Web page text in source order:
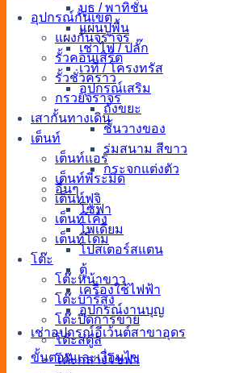
บูธ / พาทิชั่น
แผ่นปูพื้น
เช่าไฟ / ปลั๊ก
เวที / โครงทรัส
อุปกรณ์เสริม
ถังขยะ
ชั้นวางของ
ร่มสนาม สีขาว
กระจกแต่งตัว
อื่นๆ
โซฟา
โพเดียม
โปสเตอร์สแตน
ตู้
เครื่องใช้ไฟฟ้า
อุปกรณ์งานบุญ
เช่าอุปกรณ์อีเว้นต์สาขาอุดร
ขั้นตอนและเงื่อนไข
อุปกรณ์กั้นเขต
แผงกั้นจราจร
รั้วคอนเสิร์ต
รั้วชั่วคราว
กรวยจราจร
เสากั้นทางเดิน
เต็นท์
เต็นท์แอร์
เต็นท์พีระมิด
เต็นท์ฟูจิ
เต็นท์โค้ง
เต็นท์โดม
โต๊ะ
โต๊ะหน้าขาว
โต๊ะบาร์สูง
โต๊ะปิดการขาย
โต๊ะสตูล
โต๊ะกลางโซฟา